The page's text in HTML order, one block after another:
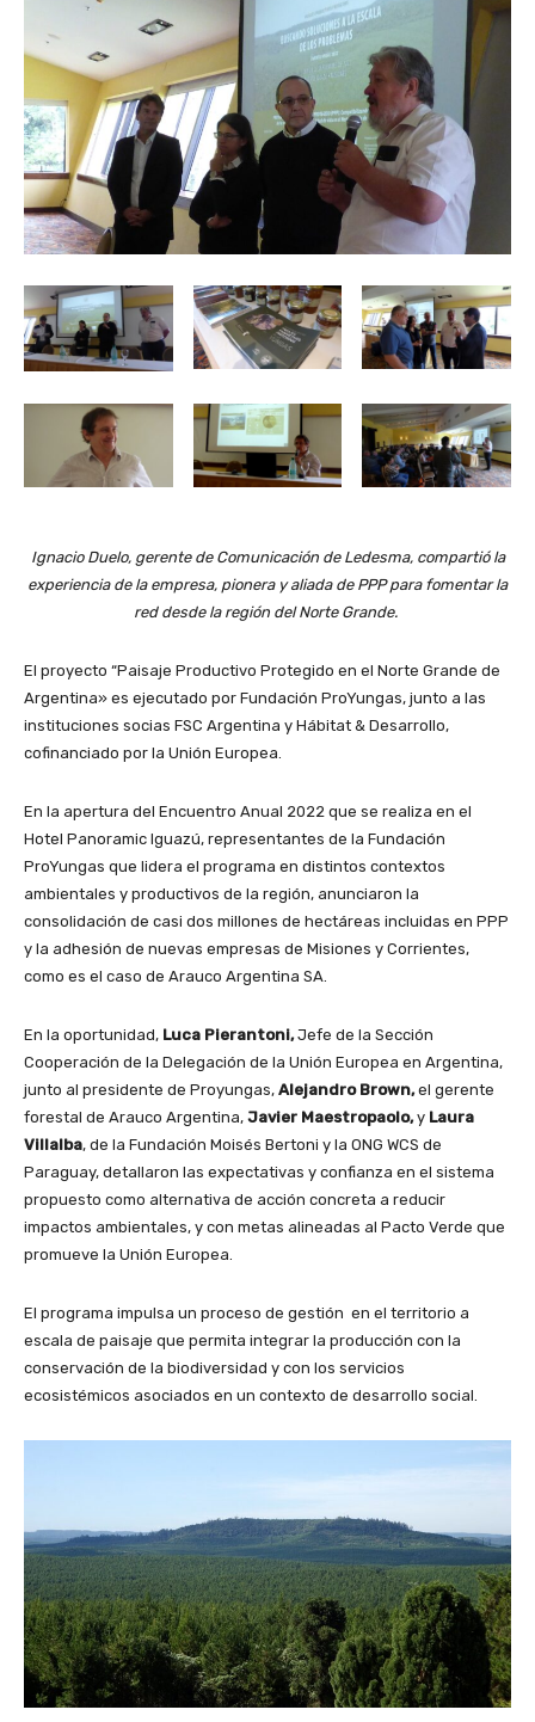
Ignacio Duelo, gerente de Comunicación de Ledesma, compartió la
experiencia de la empresa, pionera y aliada de PPP para fomentar la
red desde la región del Norte Grande.
El proyecto “Paisaje Productivo Protegido en el Norte Grande de
Argentina» es ejecutado por Fundación ProYungas, junto a las
instituciones socias FSC Argentina y Hábitat & Desarrollo,
cofinanciado por la Unión Europea.
En la apertura del Encuentro Anual 2022 que se realiza en el
Hotel Panoramic Iguazú, representantes de la Fundación
ProYungas que lidera el programa en distintos contextos
ambientales y productivos de la región, anunciaron la
consolidación de casi dos millones de hectáreas incluidas en PPP
y la adhesión de nuevas empresas de Misiones y Corrientes,
como es el caso de Arauco Argentina SA.
En la oportunidad, Luca Pierantoni,Jefe de la Sección
Cooperación de la Delegación de la Unión Europea en Argentina,
junto al presidente de Proyungas, Alejandro Brown,el gerente
forestal de Arauco Argentina, Javier Maestropaolo,y Laura
Villalba, de la Fundación Moisés Bertoni y la ONG WCS de
Paraguay, detallaron las expectativas y confianza en el sistema
propuesto como alternativa de acción concreta a reducir
impactos ambientales, y con metas alineadas al Pacto Verde que
promueve la Unión Europea.
El programa impulsa un proceso de gestión en el territorio a
escala de paisaje que permita integrar la producción con la
conservación de la biodiversidad y con los servicios
ecosistémicos asociados en un contexto de desarrollo social.